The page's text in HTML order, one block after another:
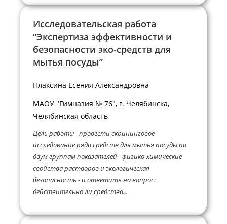
Исследовательская работа
“Экспертиза эффективности и
безопасности эко-средств для
мытья посуды”
Плаксина Есения Александровна
МАОУ "Гимназия № 76", г. Челябинска,
Челябинская область
Цель работы - провести скрининговое
исследование ряда средств для мытья посуды по
двум группам показателей - физико‑химические
свойства растворов и экологическая
безопасность - и ответить на вопрос:
действительно ли средства...